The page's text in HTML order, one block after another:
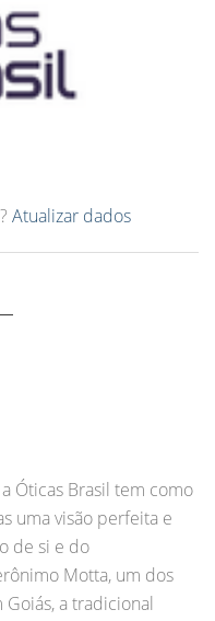
Atualizar dados
Óticas Brasil tem como
uma visão perfeita e
de si e do
Motta, um dos
a tradicional